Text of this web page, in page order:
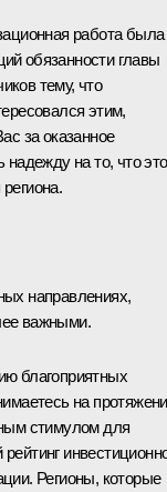
работа была
обязанности главы
тему, что
этим,
за оказанное
надежду на то, что это
направлениях,
важными.
благоприятных
на
стимулом для
Регионы, которые